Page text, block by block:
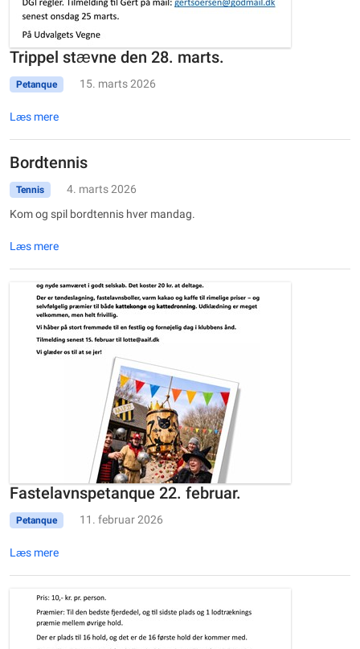
Trippel stævne den 28. marts.
Petanque 15. marts 2026
Læs mere
Bordtennis
Tennis
4. marts 2026
Kom og spil bordtennis hver mandag.
Læs mere
Fastelavnspetanque 22. februar.
Petanque 11. februar 2026
Læs mere